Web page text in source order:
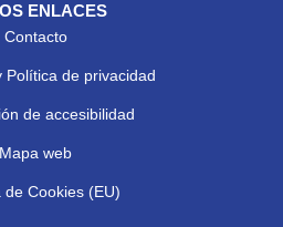
ENLACES
Contacto
Política de privacidad
de accesibilidad
Mapa web
de Cookies (EU)